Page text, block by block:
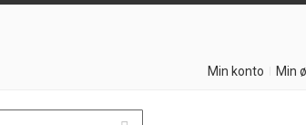
Min konto Min